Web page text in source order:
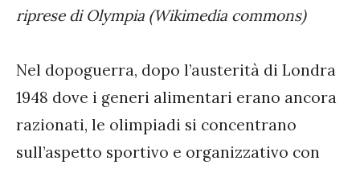
riprese di Olympia (Wikimedia commons)
Nel dopoguerra, dopo l’austerità di Londra
1948 dove i generi alimentari erano ancora
razionati, le olimpiadi si concentrano
sull’aspetto sportivo e organizzativo con